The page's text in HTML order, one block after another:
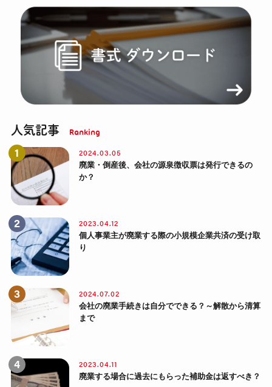
人気記事
廃業・倒産後、会社の源泉徴収票は発行できるの
か？
2024.03.05
個人事業主が廃業する際の小規模企業共済の受け取
り
2023.04.12
会社の廃業手続きは自分でできる？～解散から清算
まで
2024.07.02
廃業する場合に過去にもらった補助金は返すべき？
2023.04.11